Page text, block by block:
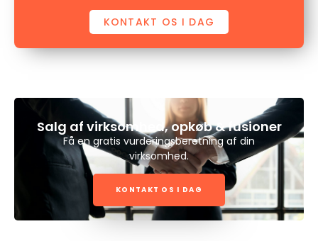
KONTAKT OS I DAG
Salg af virksomhed, opkøb & fusioner
Få en gratis vurderingsberetning af din
virksomhed.
KONTAKT OS I DAG